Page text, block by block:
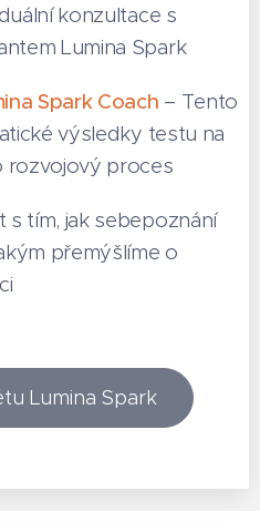
konzultace s
Lumina Spark
Spark Coach – Tento
výsledky testu na
rozvojový proces
s tím, jak sebepoznání
přemýšlíme o
Lumina Spark